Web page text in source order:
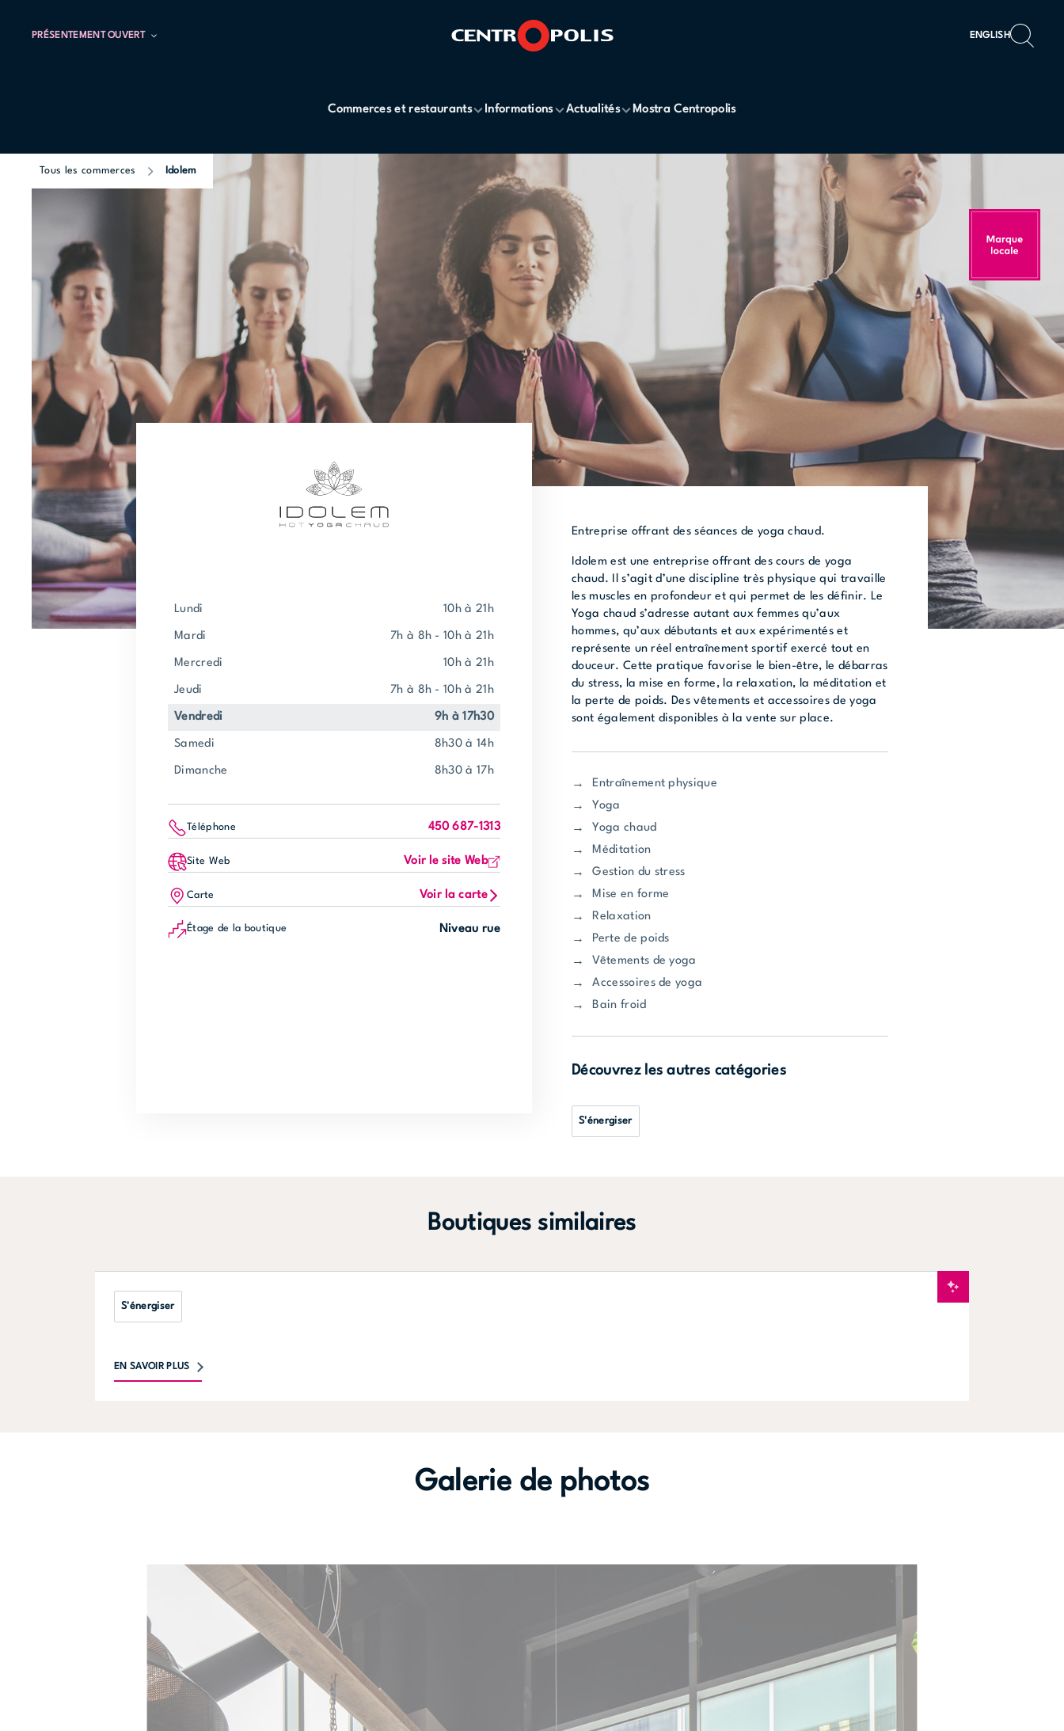
PRÉSENTEMENT OUVERT ENGLISH
Commerces et restaurants Informations Actualités Mostra Centropolis
Tous les commerces Idolem
lundi 10h à 21h
mardi 7h à 8h - 10h à 21h
mercredi 10h à 21h
jeudi 7h à 8h - 10h à 21h
vendredi 9h à 17h30
samedi 8h30 à 14h
dimanche 8h30 à 17h
Téléphone 450 687-1313
Site Web Voir le site Web
Carte Voir la carte
Étage de la boutique Niveau rue
Entreprise offrant des séances de yoga chaud.
Idolem est une entreprise offrant des cours de yoga
chaud. Il s’agit d’une discipline très physique qui travaille
les muscles en profondeur et qui permet de les définir. Le
Yoga chaud s’adresse autant aux femmes qu’aux
hommes, qu’aux débutants et aux expérimentés et
représente un réel entraînement sportif exercé tout en
douceur. Cette pratique favorise le bien-être, le débarras
du stress, la mise en forme, la relaxation, la méditation et
la perte de poids. Des vêtements et accessoires de yoga
sont également disponibles à la vente sur place.
Entraînement physique
Yoga
Yoga chaud
Méditation
Gestion du stress
Mise en forme
Relaxation
Perte de poids
Vêtements de yoga
Accessoires de yoga
Bain froid
Découvrez les autres catégories
S'énergiser
Boutiques similaires
Nouveau
S'énergiser
EN SAVOIR PLUS
Galerie de photos